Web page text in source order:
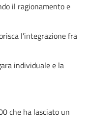
il ragionamento e
l'integrazione fra
individuale e la
che ha lasciato un